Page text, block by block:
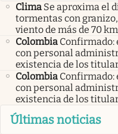
Clima Se aproxima el
tormentas con
viento de más de 70
Colombia Confirmado:
con personal
existencia de los
Colombia Confirmado:
con personal
existencia de los
Últimas noticias